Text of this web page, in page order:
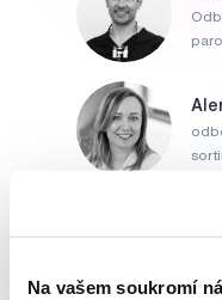
Na vašem soukromí